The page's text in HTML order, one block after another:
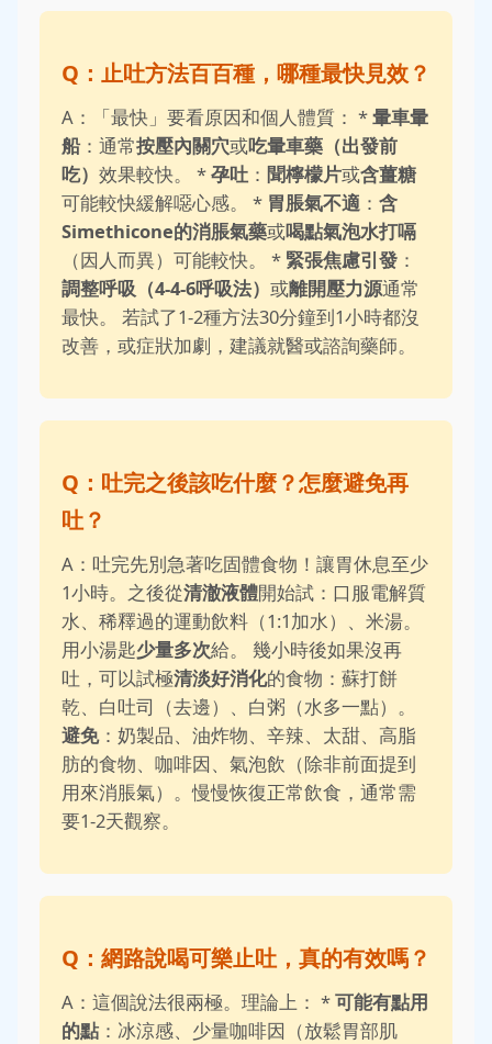
Q：止吐方法百百種，哪種最快見效？
A：「最快」要看原因和個人體質： *暈車暈
船：通常按壓內關穴或吃暈車藥（出發前
吃） 效果較快。 *孕吐 ： 聞檸檬片或含薑糖
可能較快緩解噁心感。 * 胃脹氣不適 ： 含
Simethicone的消脹氣藥或喝點氣泡水打嗝
（因人而異）可能較快。 * 緊張焦慮引發 ：
調整呼吸（4-4-6呼吸法） 或離開壓力源通常
最快。 若試了1-2種方法30分鐘到1小時都沒
改善，或症狀加劇，建議就醫或諮詢藥師。
Q：吐完之後該吃什麼？怎麼避免再
吐？
A：吐完先別急著吃固體食物！讓胃休息至少
1小時。之後從清澈液體開始試：口服電解質
水、稀釋過的運動飲料（1:1加水）、米湯。
用小湯匙少量多次給。 幾小時後如果沒再
吐，可以試極清淡好消化的食物：蘇打餅
乾、白吐司（去邊）、白粥（水多一點）。
避免：奶製品、油炸物、辛辣、太甜、高脂
肪的食物、咖啡因、氣泡飲（除非前面提到
用來消脹氣）。慢慢恢復正常飲食，通常需
要1-2天觀察。
Q：網路說喝可樂止吐，真的有效嗎？
A：這個說法很兩極。理論上： *可能有點用
的點 ：冰涼感、少量咖啡因（放鬆胃部肌